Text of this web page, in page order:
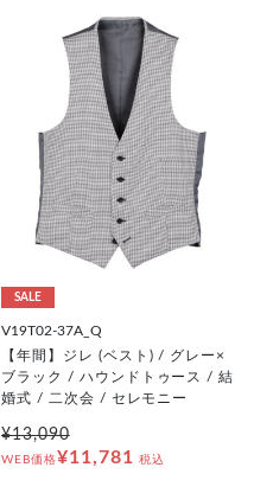
SALE
V19T02-37A_Q
【年間】ジレ (ベスト) / グレー×
ブラック / ハウンドトゥース / 結
婚式 / 二次会 / セレモニー
¥13,090
WEB価格¥11,781 税込